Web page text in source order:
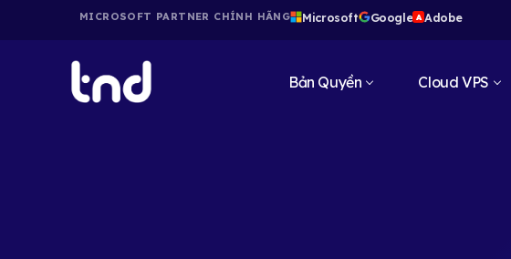
MICROSOFT PARTNER CHÍNH HÃNG Microsoft Google A Adobe
Bản Quyền Cloud VPS